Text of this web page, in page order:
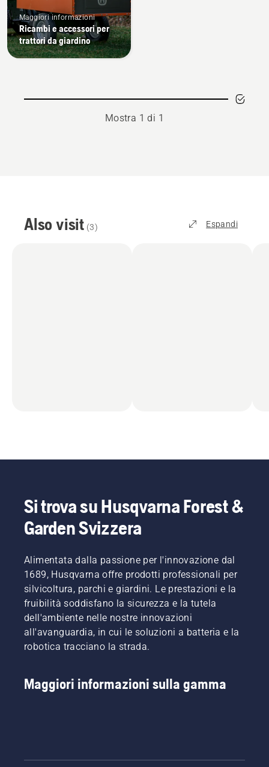
Maggiori informazioni
Ricambi e accessori per
trattori da giardino
Mostra 1 di 1
Also visit (3) Espandi
Si trova su Husqvarna Forest &
Garden Svizzera
Alimentata dalla passione per l'innovazione dal
1689, Husqvarna offre prodotti professionali per
silvicoltura, parchi e giardini. Le prestazioni e la
fruibilità soddisfano la sicurezza e la tutela
dell'ambiente nelle nostre innovazioni
all'avanguardia, in cui le soluzioni a batteria e la
robotica tracciano la strada.
Maggiori informazioni sulla gamma